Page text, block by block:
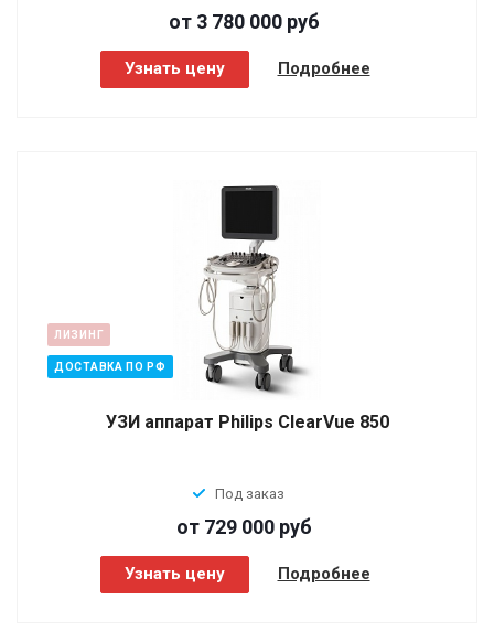
от 3 780 000 руб
Узнать цену Подробнее
ЛИЗИНГ
ДОСТАВКА ПО РФ
УЗИ аппарат Philips ClearVue 850
Под заказ
от 729 000 руб
Узнать цену Подробнее